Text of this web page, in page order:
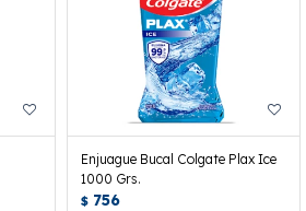
Enjuague Bucal Colgate Plax Ice
1000 Grs.
$ 756